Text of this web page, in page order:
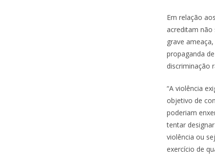
Em relação
acreditam não
grave
propaganda
discriminação
“A violência
objetivo de
poderiam
tentar
violência ou
exercício de